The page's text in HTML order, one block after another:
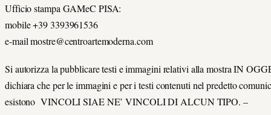
Ufficio stampa GAMeC PISA:
mobile +39 3393961536
e-mail mostre@centroartemoderna.com
Si autorizza la pubblicare testi e immagini relativi alla mostra IN
dichiara che per le immagini e per i testi contenuti nel predetto
esistono VINCOLI SIAE NE’ VINCOLI DI ALCUN TIPO. –